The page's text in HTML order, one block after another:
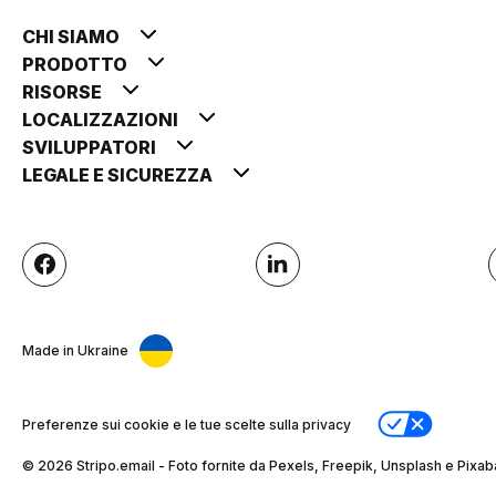
CHI SIAMO
PRODOTTO
RISORSE
LOCALIZZAZIONI
SVILUPPATORI
LEGALE E SICUREZZA
Made in Ukraine
Preferenze sui cookie e le tue scelte sulla privacy
© 2026 Stripо.email - Foto fornite da Pexels, Freepik, Unsplash e